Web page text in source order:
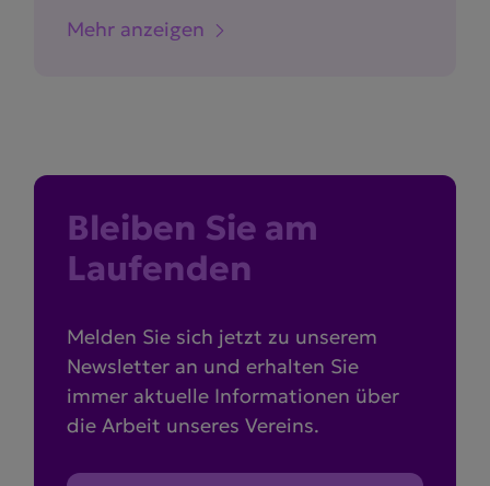
Mehr anzeigen
Bleiben Sie am
Laufenden
Melden Sie sich jetzt zu unserem
Newsletter an und erhalten Sie
immer aktuelle Informationen über
die Arbeit unseres Vereins.